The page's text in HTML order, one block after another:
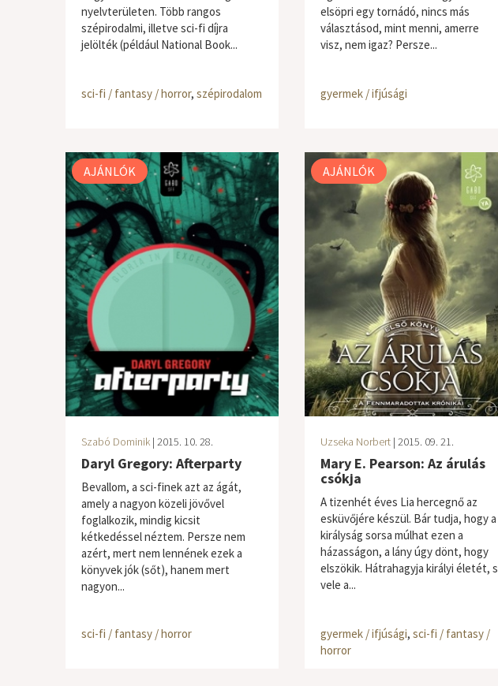
nyelvterületen. Több rangos
szépirodalmi, illetve sci-fi díjra
jelölték (például National Book...
sci-fi / fantasy / horror, szépirodalom
elsöpri egy tornádó, nincs más
választásod, mint menni, amerre
visz, nem igaz? Persze...
gyermek / ifjúsági
AJÁNLÓK
Szabó Dominik| 2015. 10. 28.
Daryl Gregory: Afterparty
Bevallom, a sci-finek azt az ágát,
amely a nagyon közeli jövővel
foglalkozik, mindig kicsit
kétkedéssel néztem. Persze nem
azért, mert nem lennének ezek a
könyvek jók (sőt), hanem mert
nagyon...
sci-fi / fantasy / horror
AJÁNLÓK
Uzseka Norbert| 2015. 09. 21.
Mary E. Pearson: Az árulás
csókja
A tizenhét éves Lia hercegnő az
esküvőjére készül. Bár tudja, hogy a
királyság sorsa múlhat ezen a
házasságon, a lány úgy dönt, hogy
elszökik. Hátrahagyja királyi életét, s
vele a...
gyermek / ifjúsági, sci-fi / fantasy /
horror